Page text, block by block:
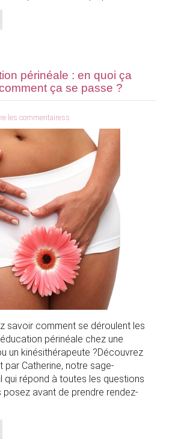
périnéale : en quoi ça
ça se passe ?
les commentairess
savoir comment se déroulent les
périnéale chez une
un kinésithérapeute ?Découvrez
par Catherine, notre sage-
qui répond à toutes les questions
posez avant de prendre rendez-